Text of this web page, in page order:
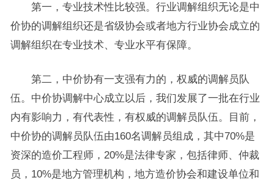
第一，专业技术性比较强。行业调解组织无论是中
价协的调解组织还是省级协会或者地方行业协会成立的
调解组织在专业技术、专业水平有保障。
第二，中价协有一支强有力的，权威的调解员队
伍。中价协调解中心成立以后，我们发展了一批在行业
内有影响力，有代表性，有权威的调解员队伍。目前，
中价协的调解员队伍由160名调解员组成，其中70%是
资深的造价工程师，20%是法律专家，包括律师、仲裁
员，10%是地方管理机构，地方造价协会和建设单位和